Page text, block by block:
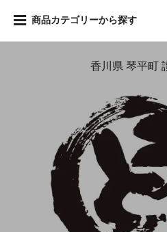
商品カテゴリーから探す
香川県 琴平町